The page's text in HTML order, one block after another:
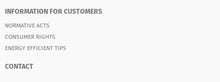
INFORMATION FOR CUSTOMERS
NORMATIVE ACTS
CONSUMER RIGHTS
ENERGY EFFICIENT TIPS
CONTACT